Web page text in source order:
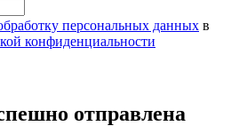
персональных данных в
конфиденциальности
отправлена